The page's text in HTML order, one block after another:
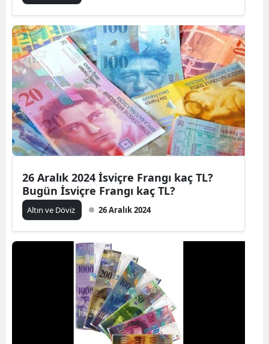
26 Aralık 2024 İsviçre Frangı kaç TL?
Bugün İsviçre Frangı kaç TL?
Altın ve Döviz 26 Aralık 2024